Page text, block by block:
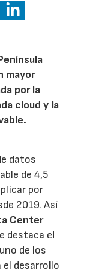
mayor
por la
cloud y la
datos
de 4,5
por
2019. Así
Center
destaca el
de los
el desarrollo